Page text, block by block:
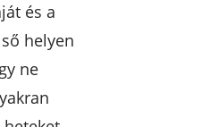
és a
helyen
ne